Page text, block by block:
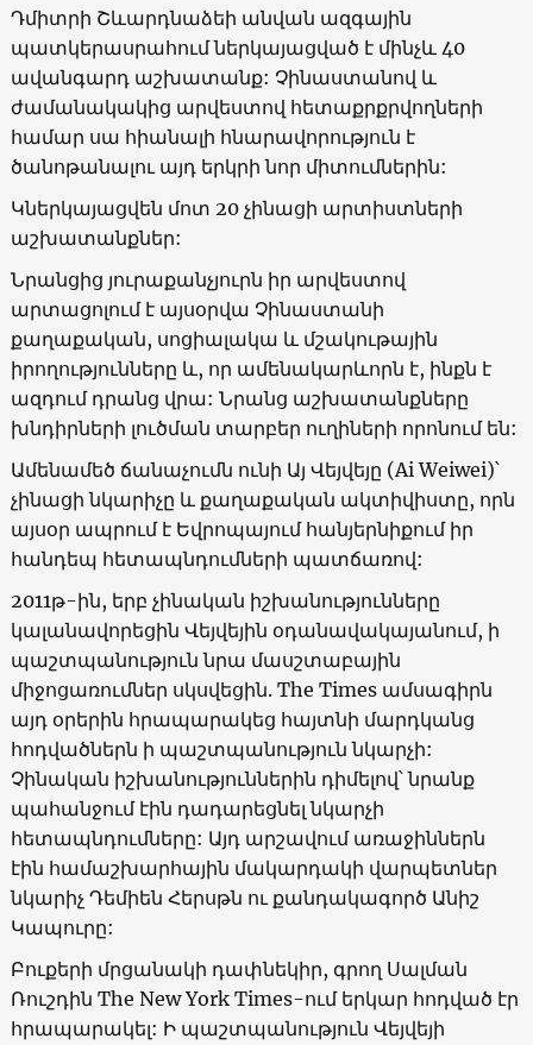
Դմիտրի Շևարդնաձեի անվան ազգային
պատկերասրահում ներկայացված է մինչև 40
ավանգարդ աշխատանք: Չինաստանով և
ժամանակակից արվեստով հետաքրքրվողների
համար սա հիանալի հնարավորություն է
ծանոթանալու այդ երկրի նոր միտումներին:
Կներկայացվեն մոտ 20 չինացի արտիստների
աշխատանքներ:
Նրանցից յուրաքանչյուրն իր արվեստով
արտացոլում է այսօրվա Չինաստանի
քաղաքական, սոցիալակա և մշակութային
իրողությունները և, որ ամենակարևորն է, ինքն է
ազդում դրանց վրա: Նրանց աշխատանքները
խնդիրների լուծման տարբեր ուղիների որոնում են:
Ամենամեծ ճանաչումն ունի Այ Վեյվեյը (Ai Weiwei)՝
չինացի նկարիչը և քաղաքական ակտիվիստը, որն
այսօր ապրում է Եվրոպայում հանյերնիքում իր
հանդեպ հետապնդումների պատճառով:
2011թ-ին, երբ չինական իշխանությունները
կալանավորեցին Վեյվեյին օդանավակայանում, ի
պաշտպանություն նրա մասշտաբային
միջոցառումներ սկսվեցին. The Times ամսագիրն
այդ օրերին հրապարակեց հայտնի մարդկանց
հոդվածներն ի պաշտպանություն նկարչի:
Չինական իշխանություններին դիմելով՝ նրանք
պահանջում էին դադարեցնել նկարչի
հետապնդումները: Այդ արշավում առաջիններն
էին համաշխարհային մակարդակի վարպետներ
նկարիչ Դեմիեն Հերսթն ու քանդակագործ Անիշ
Կապուրը:
Բուքերի մրցանակի դափնեկիր, գրող Սալման
Ռուշդին The New York Times-ում երկար հոդված էր
հրապարակել: Ի պաշտպանություն Վեյվեյի